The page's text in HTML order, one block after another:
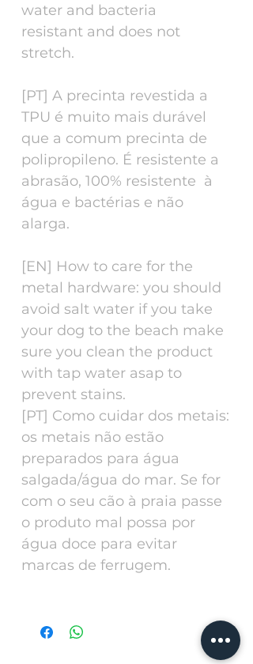
water and bacteria
resistant and does not
stretch.
[PT] A precinta revestida a
TPU é muito mais durável
que a comum precinta de
polipropileno. É resistente a
abrasão, 100% resistente à
água e bactérias e não
alarga.
[EN] How to care for the
metal hardware: you should
avoid salt water if you take
your dog to the beach make
sure you clean the product
with tap water asap to
prevent stains.
[PT] Como cuidar dos metais:
os metais não estão
preparados para água
salgada/água do mar. Se for
com o seu cão à praia passe
o produto mal possa por
água doce para evitar
marcas de ferrugem.